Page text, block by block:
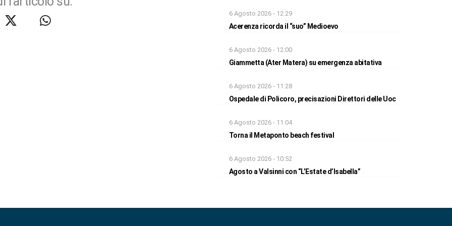
6 Agosto 2026 - 12:29
Acerenza ricorda il “suo” Medioevo
6 Agosto 2026 - 12:00
Giammetta (Ater Matera) su emergenza abitativa
6 Agosto 2026 - 11:28
Ospedale di Policoro, precisazioni Direttori delle Uoc
6 Agosto 2026 - 11:04
Torna il Metaponto beach festival
6 Agosto 2026 - 10:52
Agosto a Valsinni con “L’Estate d’Isabella”